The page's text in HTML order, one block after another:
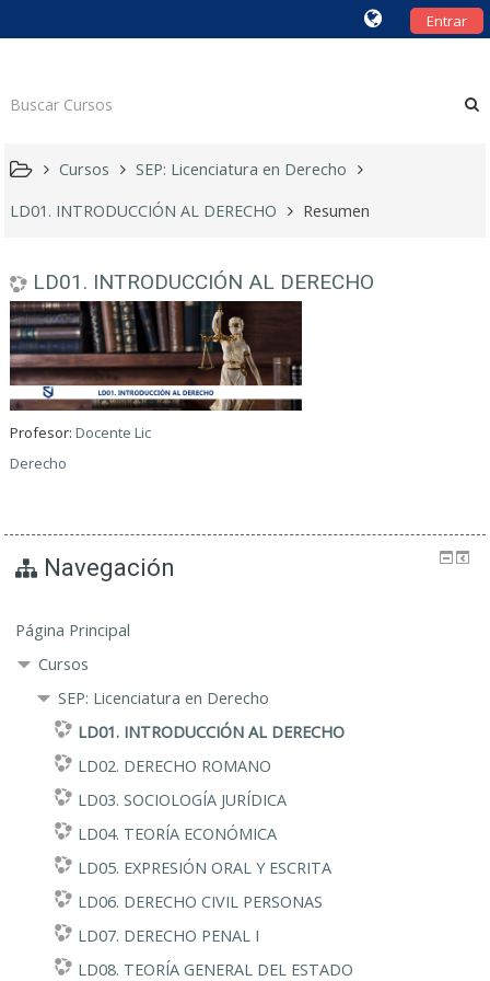
Entrar
Cursos
SEP: Licenciatura en Derecho
LD01. INTRODUCCIÓN AL DERECHO
Resumen
LD01. INTRODUCCIÓN AL DERECHO
Profesor:Docente Lic
Derecho
Navegación
Página Principal
Cursos
SEP: Licenciatura en Derecho
LD01. INTRODUCCIÓN AL DERECHO
LD02. DERECHO ROMANO
LD03. SOCIOLOGÍA JURÍDICA
LD04. TEORÍA ECONÓMICA
LD05. EXPRESIÓN ORAL Y ESCRITA
LD06. DERECHO CIVIL PERSONAS
LD07. DERECHO PENAL I
LD08. TEORÍA GENERAL DEL ESTADO